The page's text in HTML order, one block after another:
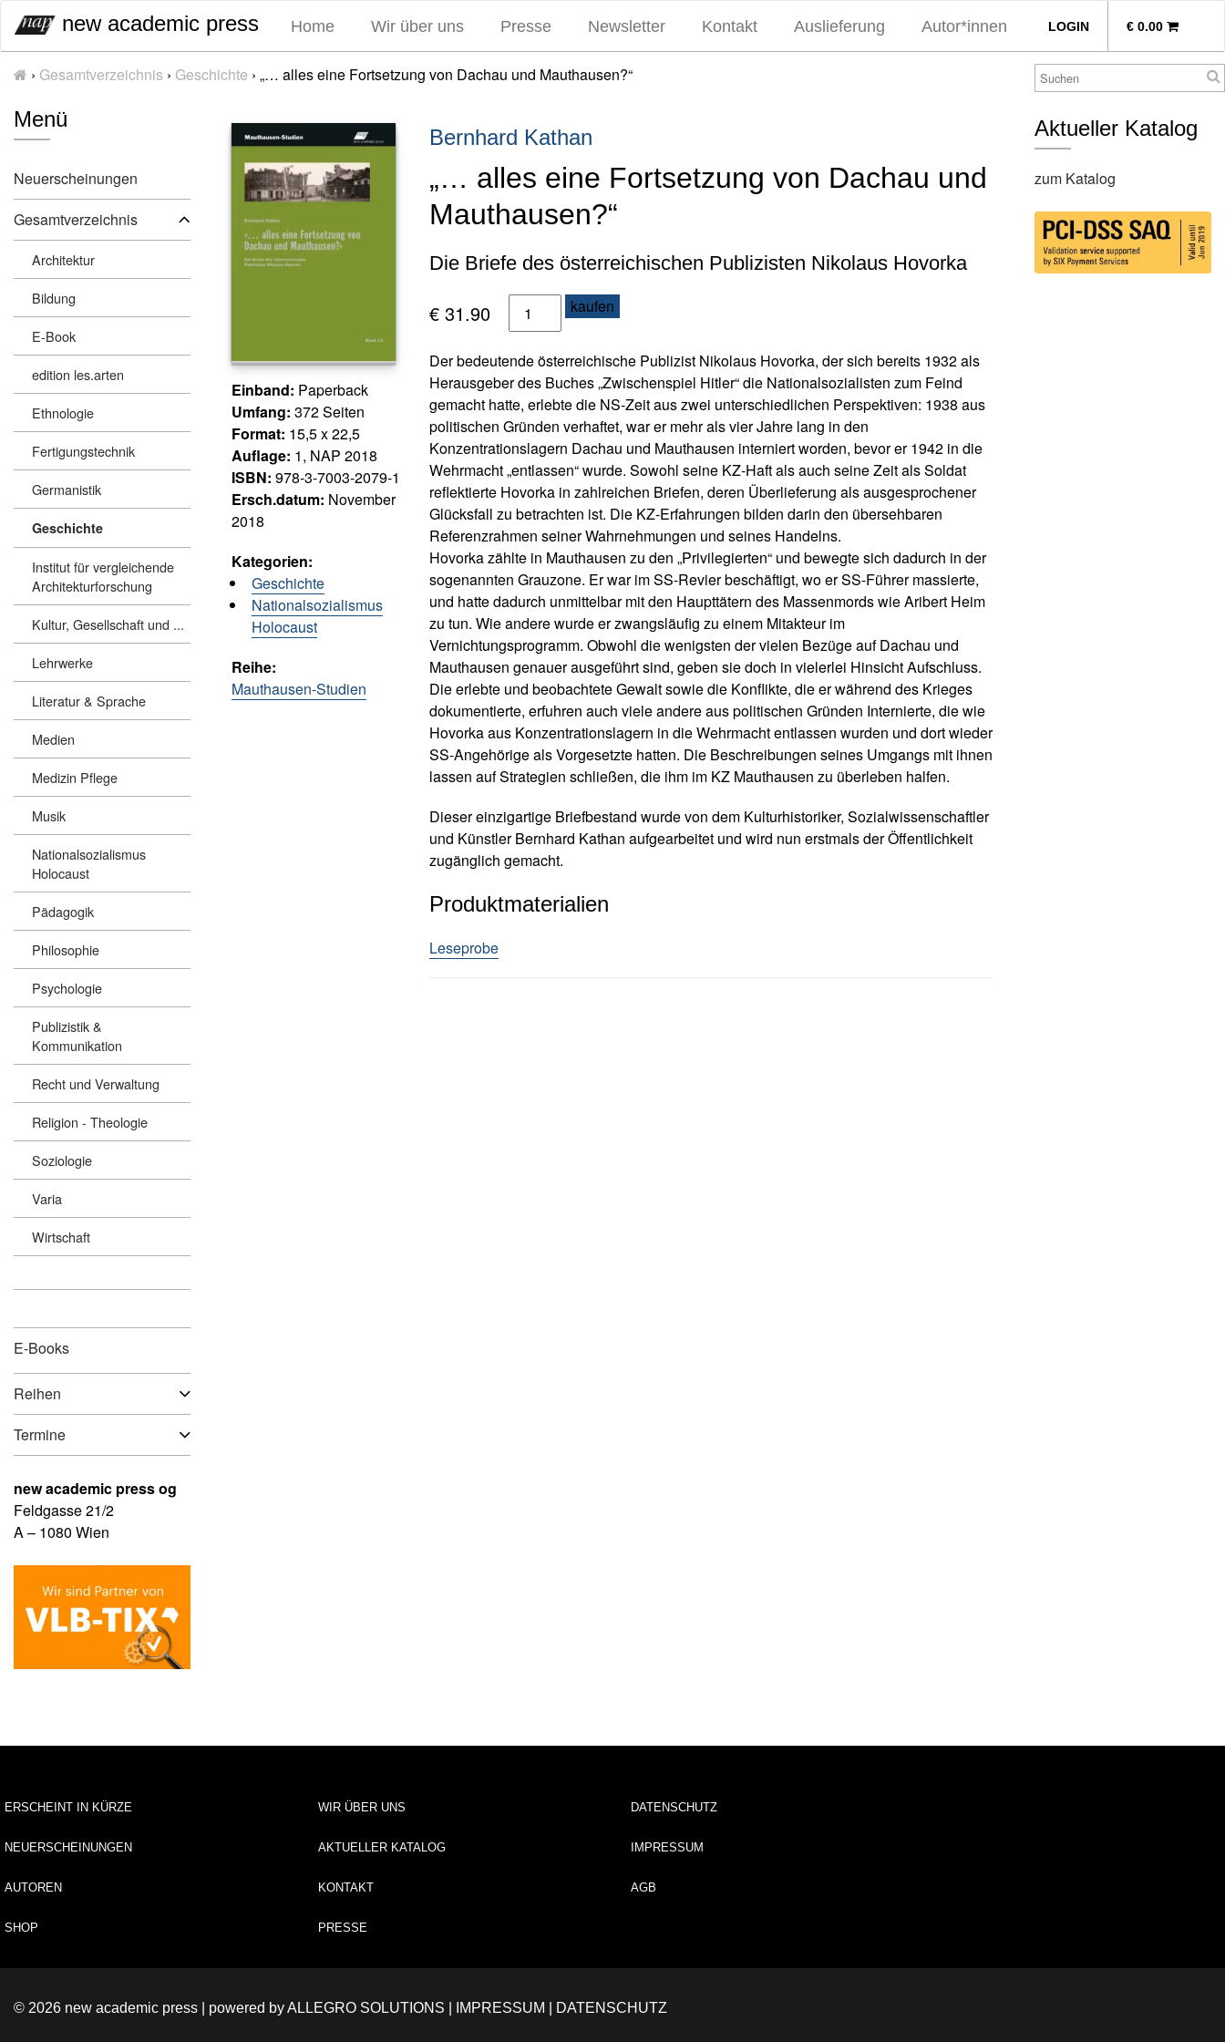
i
new academic press LOGIN € 0.00
Home Wir über uns Presse Newsletter Kontakt Auslieferung Autor*innen
› Gesamtverzeichnis › Geschichte › „… alles eine Fortsetzung von Dachau und Mauthausen?“
Menü
Neuerscheinungen
Gesamtverzeichnis
Architektur
Bildung
E-Book
edition les.arten
Ethnologie
Fertigungstechnik
Germanistik
Geschichte
Institut für vergleichende
Architekturforschung
Kultur, Gesellschaft und ...
Lehrwerke
Literatur & Sprache
Medien
Medizin Pflege
Musik
Nationalsozialismus
Holocaust
Pädagogik
Philosophie
Psychologie
Publizistik &
Kommunikation
Recht und Verwaltung
Religion - Theologie
Soziologie
Varia
Wirtschaft
E-Books
Reihen
Termine
new academic press og
Feldgasse 21/2
A – 1080 Wien
Bernhard Kathan
„… alles eine Fortsetzung von Dachau und
Mauthausen?“
Die Briefe des österreichischen Publizisten Nikolaus Hovorka
€31.90
.
.
a
l
l
e
s
e
i
n
e
F
o
r
t
s
e
t
z
u
n
v
o
n
D
a
kaufen
Der bedeutende österreichische Publizist Nikolaus Hovorka, der sich bereits 1932 als
Herausgeber des Buches „Zwischenspiel Hitler“ die Nationalsozialisten zum Feind
gemacht hatte, erlebte die NS-Zeit aus zwei unterschiedlichen Perspektiven: 1938 aus
politischen Gründen verhaftet, war er mehr als vier Jahre lang in den
Konzentrationslagern Dachau und Mauthausen interniert worden, bevor er 1942 in die
Wehrmacht „entlassen“ wurde. Sowohl seine KZ-Haft als auch seine Zeit als Soldat
reflektierte Hovorka in zahlreichen Briefen, deren Überlieferung als ausgesprochener
Glücksfall zu betrachten ist. Die KZ-Erfahrungen bilden darin den übersehbaren
Referenzrahmen seiner Wahrnehmungen und seines Handelns.
Hovorka zählte in Mauthausen zu den „Privilegierten“ und bewegte sich dadurch in der
sogenannten Grauzone. Er war im SS-Revier beschäftigt, wo er SS-Führer massierte,
und hatte dadurch unmittelbar mit den Haupttätern des Massenmords wie Aribert Heim
zu tun. Wie andere wurde er zwangsläufig zu einem Mitakteur im
Vernichtungsprogramm. Obwohl die wenigsten der vielen Bezüge auf Dachau und
Mauthausen genauer ausgeführt sind, geben sie doch in vielerlei Hinsicht Aufschluss.
Die erlebte und beobachtete Gewalt sowie die Konflikte, die er während des Krieges
dokumentierte, erfuhren auch viele andere aus politischen Gründen Internierte, die wie
Hovorka aus Konzentrationslagern in die Wehrmacht entlassen wurden und dort wieder
SS-Angehörige als Vorgesetzte hatten. Die Beschreibungen seines Umgangs mit ihnen
lassen auf Strategien schließen, die ihm im KZ Mauthausen zu überleben halfen.
Dieser einzigartige Briefbestand wurde von dem Kulturhistoriker, Sozialwissenschaftler
und Künstler Bernhard Kathan aufgearbeitet und wird nun erstmals der Öffentlichkeit
zugänglich gemacht.
Produktmaterialien
Leseprobe
Einband: Paperback
Umfang: 372Seiten
Format: 15,5 x 22,5
Auflage: 1, NAP 2018
ISBN: 978-3-7003-2079-1
Ersch.datum: November
2018
Kategorien:
Geschichte
Nationalsozialismus
Holocaust
Reihe:
Mauthausen-Studien
Aktueller Katalog
zum Katalog
ERSCHEINT IN KÜRZE
NEUERSCHEINUNGEN
AUTOREN
SHOP
WIR ÜBER UNS
AKTUELLER KATALOG
KONTAKT
PRESSE
DATENSCHUTZ
IMPRESSUM
AGB
© 2026 new academic press | powered byALLEGRO SOLUTIONS IMPRESSUM DATENSCHUTZ